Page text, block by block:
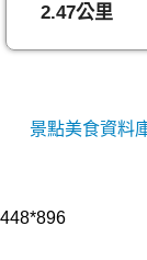
2.47公里
景點美食資料
448*896